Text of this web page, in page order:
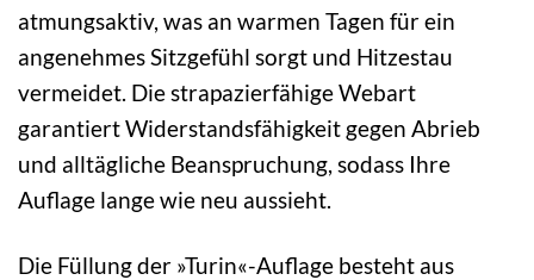
atmungsaktiv, was an warmen Tagen für ein
angenehmes Sitzgefühl sorgt und Hitzestau
vermeidet. Die strapazierfähige Webart
garantiert Widerstandsfähigkeit gegen Abrieb
und alltägliche Beanspruchung, sodass Ihre
Auflage lange wie neu aussieht.
Die Füllung der »Turin«-Auflage besteht aus